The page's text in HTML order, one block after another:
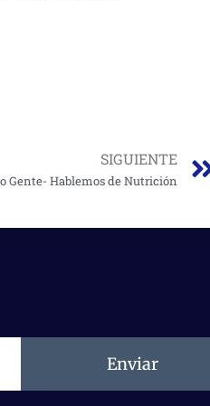
SIGUIENTE
Gente- Hablemos de Nutrición
Enviar